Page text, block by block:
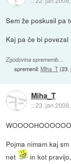
Sem že poskusil pa
Kaj pa če bi
Zgodovina sprememb…
spremenil:Miha_T(23.
Miha_T
::23. jan
Pojma nimam kaj
net
in kot